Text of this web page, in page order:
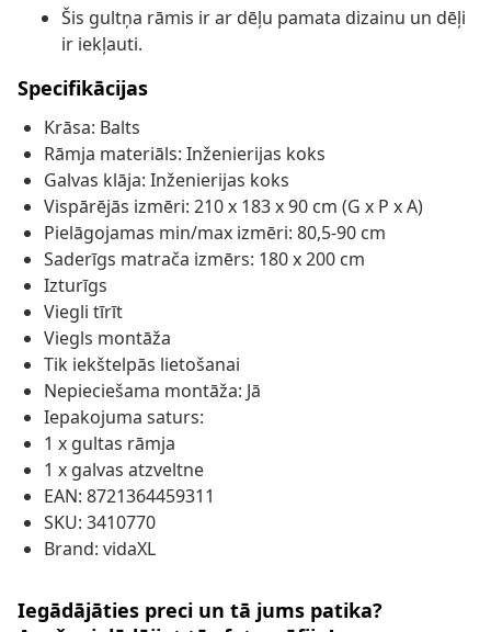
Šis gultņa rāmis ir ar dēļu pamata dizainu un dēļi
ir iekļauti.
Specifikācijas
Krāsa: Balts
Rāmja materiāls: Inženierijas koks
Galvas klāja: Inženierijas koks
Vispārējās izmēri: 210 x 183 x 90 cm (G x P x A)
Pielāgojamas min/max izmēri: 80,5-90 cm
Saderīgs matrača izmērs: 180 x 200 cm
Izturīgs
Viegli tīrīt
Viegls montāža
Tik iekštelpās lietošanai
Nepieciešama montāža: Jā
Iepakojuma saturs:
1 x gultas rāmja
1 x galvas atzveltne
EAN: 8721364459311
SKU: 3410770
Brand: vidaXL
Iegādājāties preci un tā jums patika?